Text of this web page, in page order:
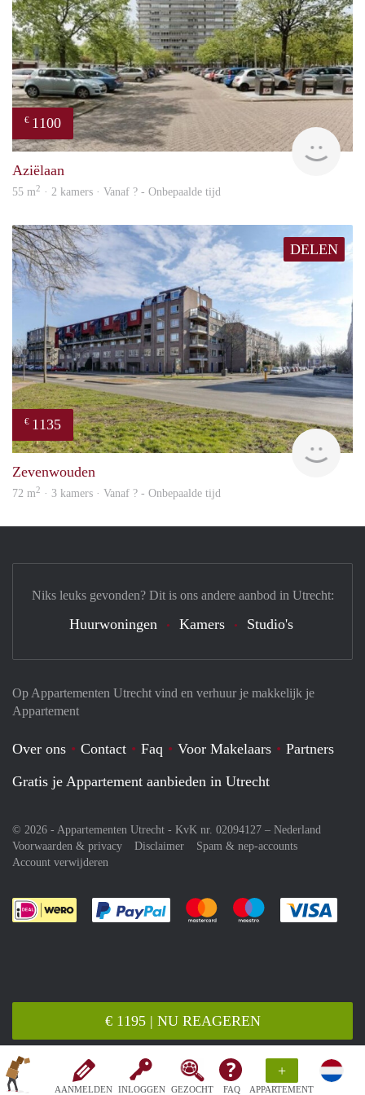
AANMELDEN INLOGGEN GEZOCHT FAQ
+
APPARTEMENT
€ 1195 | NU REAGEREN
€ 1100
Aziëlaan
55 m2 · 2 kamers · Vanaf ? - Onbepaalde tijd
DELEN
€ 1135
Zevenwouden
72 m2 · 3 kamers · Vanaf ? - Onbepaalde tijd
Op Appartementen Utrecht vind en verhuur je makkelijk je
Appartement
Over ons Contact Faq Voor Makelaars
Partners
Gratis je Appartement aanbieden in Utrecht
© 2026 - Appartementen Utrecht - KvK nr. 02094127 – Nederland
Voorwaarden & privacy
Disclaimer
Spam & nep-accounts
Account verwijderen
Je rekent gemakkelijk af met Paypal
Je rekent gemakkelijk af met
Je rekent
Niks leuks gevonden? Dit is ons andere aanbod in Utrecht:
Huurwoningen Kamers Studio's